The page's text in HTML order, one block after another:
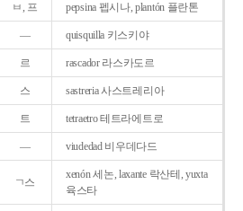
ㅂ, 프 pepsina 펩시나, plantón 플란톤
― quisquilla 키스키야
르 rascador 라스카도르
스 sastreria 사스트레리아
트 tetraetro 테트라에트로
― viudedad 비우데다드
ㄱ스
xenón 세논, laxante 락산테, yuxta
육스타